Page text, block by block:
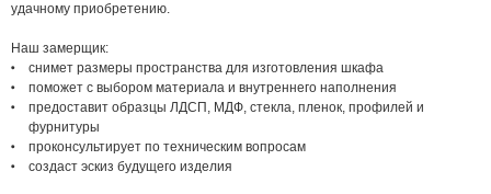
удачному приобретению.
Наш замерщик:
снимет размеры пространства для изготовления шкафа
поможет с выбором материала и внутреннего наполнения
предоставит образцы ЛДСП, МДФ, стекла, пленок, профилей и
фурнитуры
проконсультирует по техническим вопросам
создаст эскиз будущего изделия